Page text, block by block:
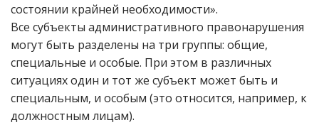
состоянии крайней необходимости».
Все субъекты административного правонарушения
могут быть разделены на три группы: общие,
специальные и особые. При этом в различных
ситуациях один и тот же субъект может быть и
специальным, и особым (это относится, например, к
должностным лицам).